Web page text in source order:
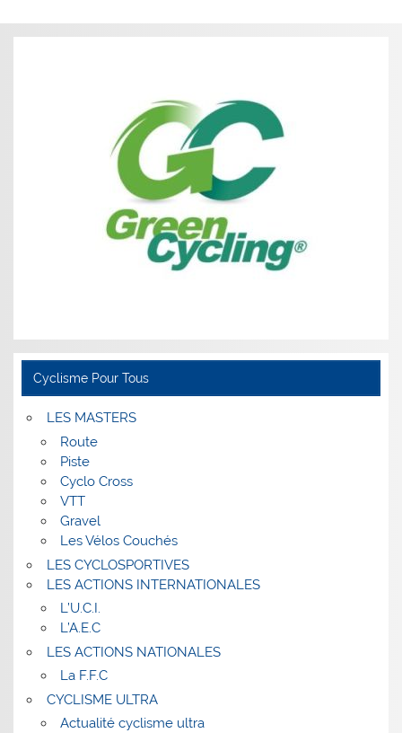
Cyclisme Pour Tous
LES MASTERS
Route
Piste
Cyclo Cross
VTT
Gravel
Les Vélos Couchés
LES CYCLOSPORTIVES
LES ACTIONS INTERNATIONALES
L’U.C.I.
L’A.E.C
LES ACTIONS NATIONALES
La F.F.C
CYCLISME ULTRA
Actualité cyclisme ultra